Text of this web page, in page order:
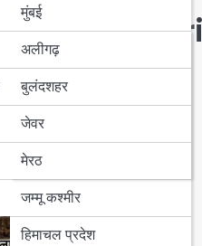
मुंबई
उत्तर प्रदेश
अलीगढ़
बुलंदशहर
जेवर
मेरठ
बिहार
पंजाब
हरियाणा
जम्मू कश्मीर
हिमाचल प्रदेश